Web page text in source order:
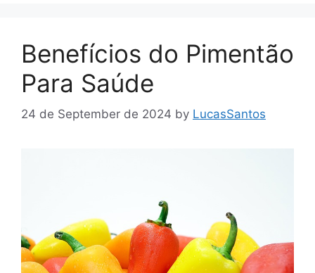
Benefícios do Pimentão
Para Saúde
24 de September de 2024 by LucasSantos